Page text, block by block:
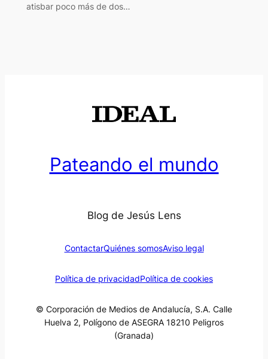
atisbar poco más de dos…
Pateando el mundo
Blog de Jesús Lens
ContactarQuiénes somosAviso legal
Política de privacidadPolítica de cookies
© Corporación de Medios de Andalucía, S.A. Calle
Huelva 2, Polígono de ASEGRA 18210 Peligros
(Granada)